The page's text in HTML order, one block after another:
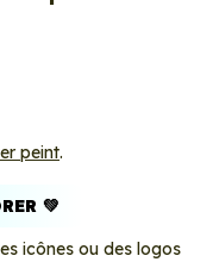
peint.
💚
icônes ou des logos